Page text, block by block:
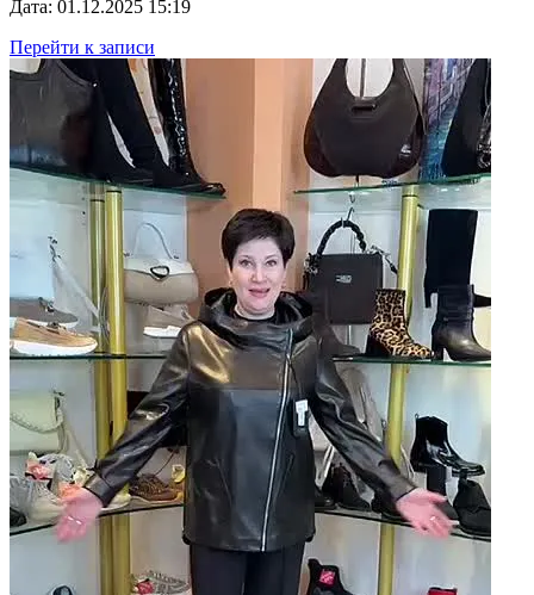
Дата: 01.12.2025 15:19
Перейти к записи